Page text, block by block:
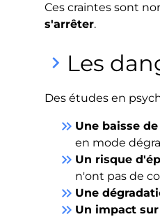
Ces craintes sont
s'arrêter.
keyboard_arrow_right Les
Des études en
keyboard_double_arrow_right Une baisse
en mode
keyboard_double_arrow_right Un risque
n'ont pas de
keyboard_double_arrow_right Une
keyboard_double_arrow_right Un impact